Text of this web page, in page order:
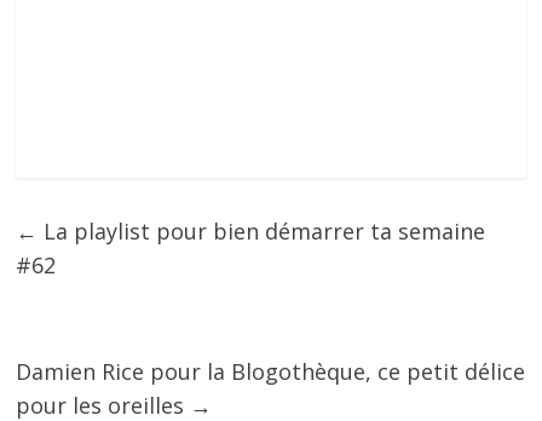
← La playlist pour bien démarrer ta semaine
#62
Damien Rice pour la Blogothèque, ce petit délice
pour les oreilles →